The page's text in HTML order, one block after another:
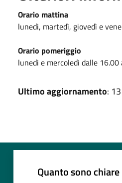
Orario mattina
lunedì, martedì, giovedì e
Orario pomeriggio
lunedì e mercoledì dalle
Ultimo aggiornamento:
Quanto sono